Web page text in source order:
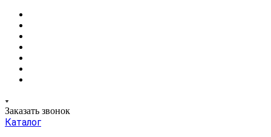
Заказать звонок
Каталог